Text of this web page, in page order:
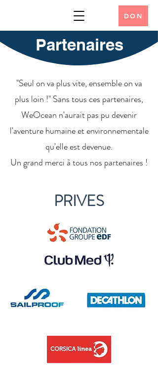
DON
Partenaires
"Seul on va plus vite, ensemble on va
plus loin !" Sans tous ces partenaires,
WeOcean n'aurait pas pu devenir
l'aventure humaine et environnementale
qu'elle est devenue.
Un grand merci à tous nos partenaires !
PRIVES